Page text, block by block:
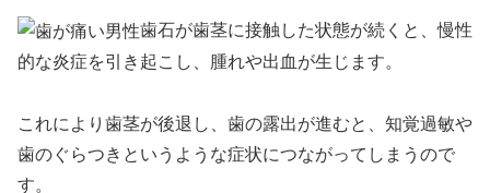
歯石が歯茎に接触した状態が続くと、慢性
的な炎症を引き起こし、腫れや出血が生じます。
これにより歯茎が後退し、歯の露出が進むと、知覚過敏や
歯のぐらつきというような症状につながってしまうので
す。